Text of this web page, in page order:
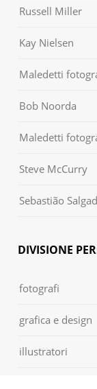
Russell Miller
Kay Nielsen
Maledetti
Bob Noorda
Maledetti
Steve McCurry
Sebastião
DIVISIONE
fotografi
grafica e design
illustratori